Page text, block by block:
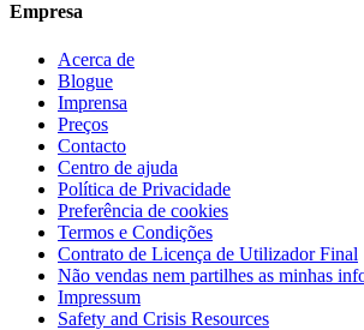
Empresa
Acerca de
Blogue
Imprensa
Preços
Contacto
Centro de ajuda
Política de Privacidade
Preferência de cookies
Termos e Condições
Contrato de Licença de Utilizador Final
Não vendas nem partilhes as minhas
Impressum
Safety and Crisis Resources